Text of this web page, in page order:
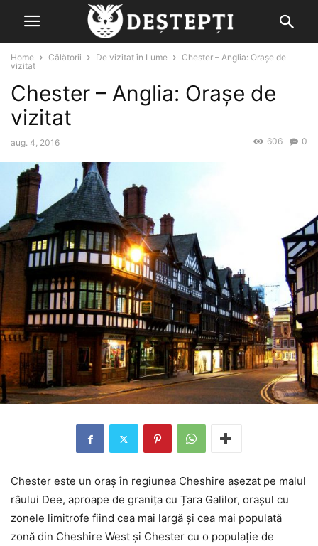
Home Călătorii De vizitat în Lume
Chester – Anglia: Orașe de
vizitat
Chester – Anglia: Orașe de
vizitat
aug. 4, 2016 0
606
Chester este un oraș în regiunea Cheshire așezat pe malul
râului Dee, aproape de granița cu Țara Galilor, orașul cu
zonele limitrofe fiind cea mai largă și cea mai populată
zonă din Cheshire West și Chester cu o populație de